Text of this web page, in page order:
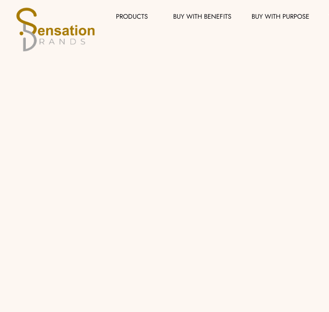
content
PRODUCTS BUY WITH BENEFITS BUY WITH PURPOSE